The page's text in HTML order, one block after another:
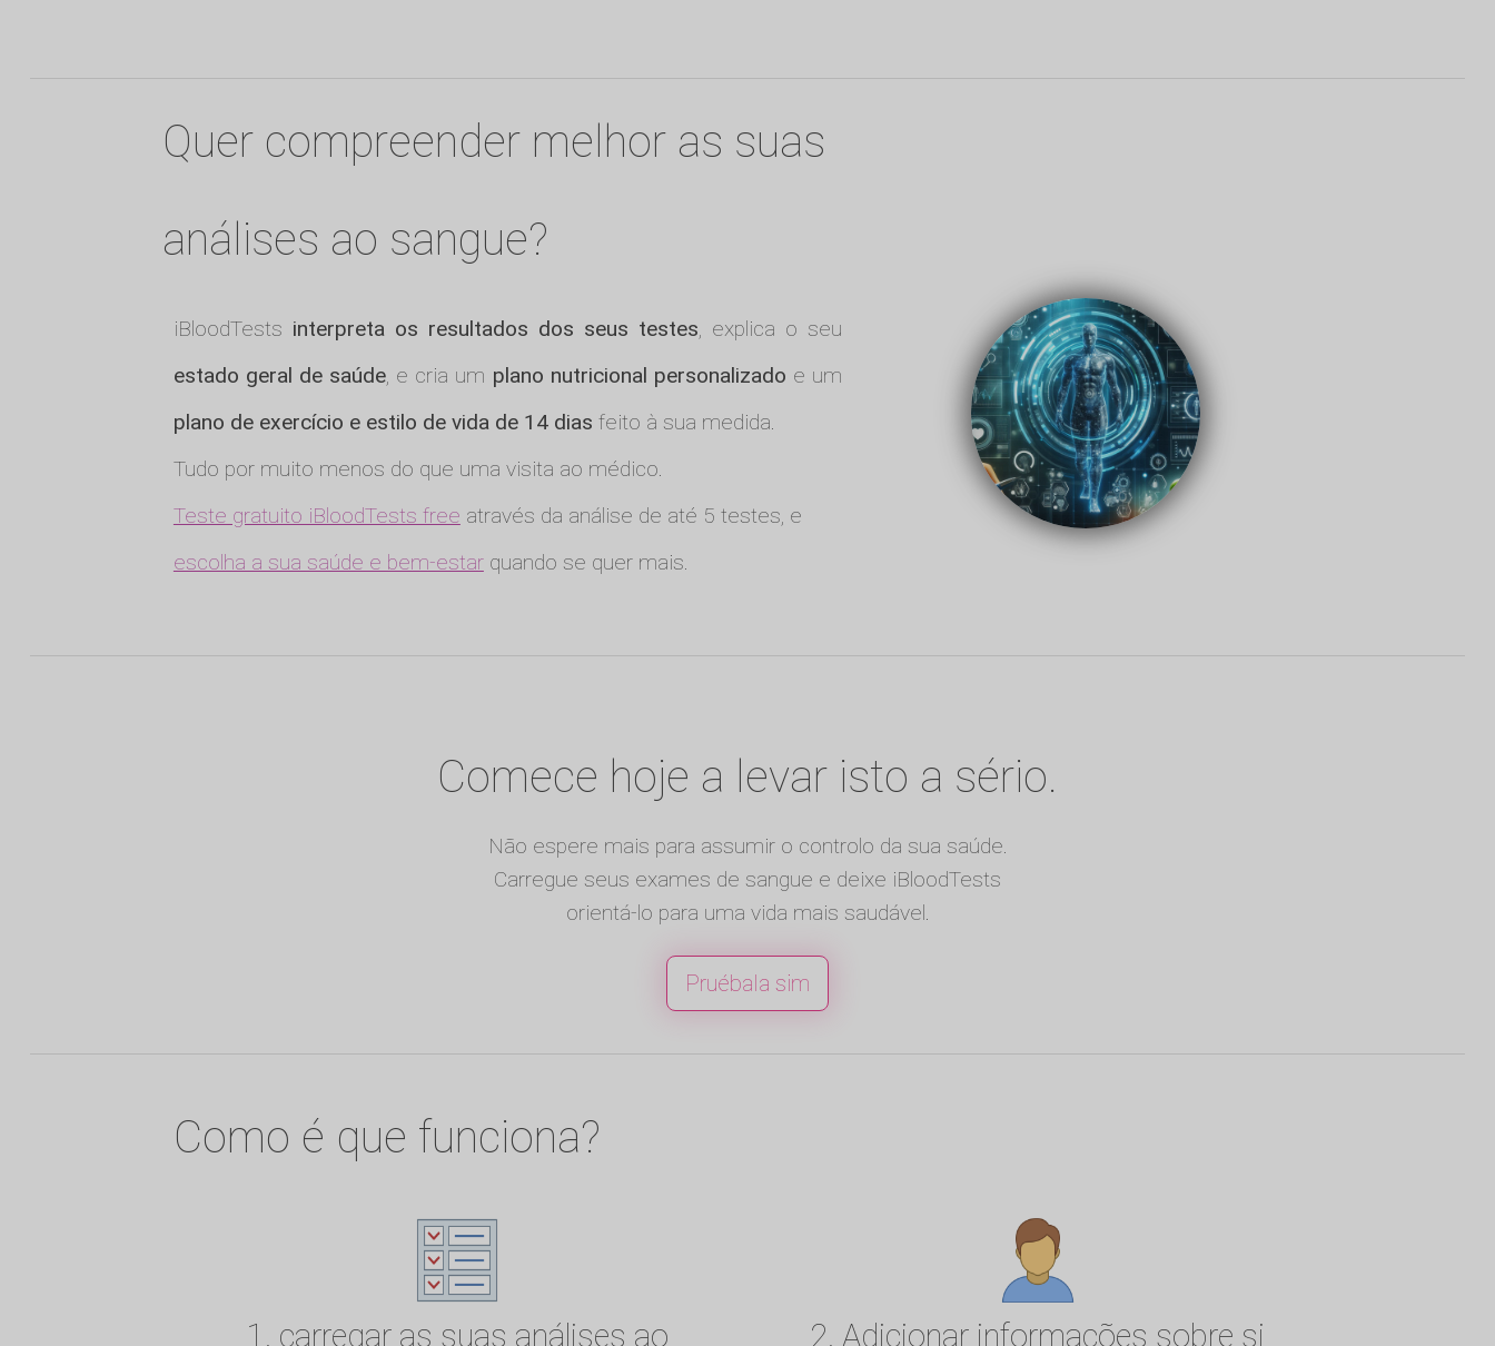
Quer compreender melhor as suas
análises ao sangue?
iBloodTests interpreta os resultados dos seus testes, explica o seu
estado geral de saúde, e cria um plano nutricional personalizado e um
plano de exercício e estilo de vida de 14 dias feito à sua medida.
Tudo por muito menos do que uma visita ao médico.
Teste gratuito iBloodTests free através da análise de até 5 testes, e
escolha a sua saúde e bem-estarquando se quer mais.
Comece hoje a levar isto a sério.
Não espere mais para assumir o controlo da sua saúde.
Carregue seus exames de sangue e deixe iBloodTests
orientá-lo para uma vida mais saudável.
Pruébala sim
Como é que funciona?
1. carregar as suas análises ao 2. Adicionar informações sobre si